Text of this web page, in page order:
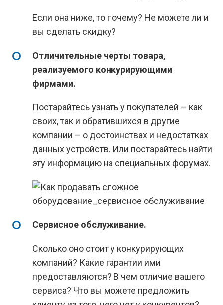
Если она ниже, то почему? Не можете ли и
вы сделать скидку?
Отличительные черты товара,
реализуемого конкурирующими
фирмами.
Постарайтесь узнать у покупателей – как
своих, так и обратившихся в другие
компании – о достоинствах и недостатках
данных устройств. Или постарайтесь найти
эту информацию на специальных форумах.
Сервисное обслуживание.
Сколько оно стоит у конкурирующих
компаний? Какие гарантии ими
предоставляются? В чем отличие вашего
сервиса? Что вы можете предложить